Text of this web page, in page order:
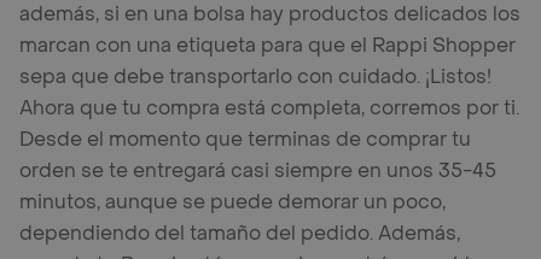
además, si en una bolsa hay productos delicados los
marcan con una etiqueta para que el Rappi Shopper
sepa que debe transportarlo con cuidado. ¡Listos!
Ahora que tu compra está completa, corremos por ti.
Desde el momento que terminas de comprar tu
orden se te entregará casi siempre en unos 35-45
minutos, aunque se puede demorar un poco,
dependiendo del tamaño del pedido. Además,